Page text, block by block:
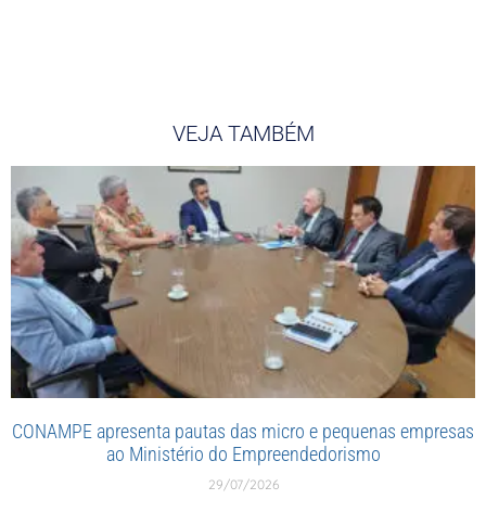
VEJA TAMBÉM
CONAMPE apresenta pautas das micro e pequenas empresas
ao Ministério do Empreendedorismo
29/07/2026